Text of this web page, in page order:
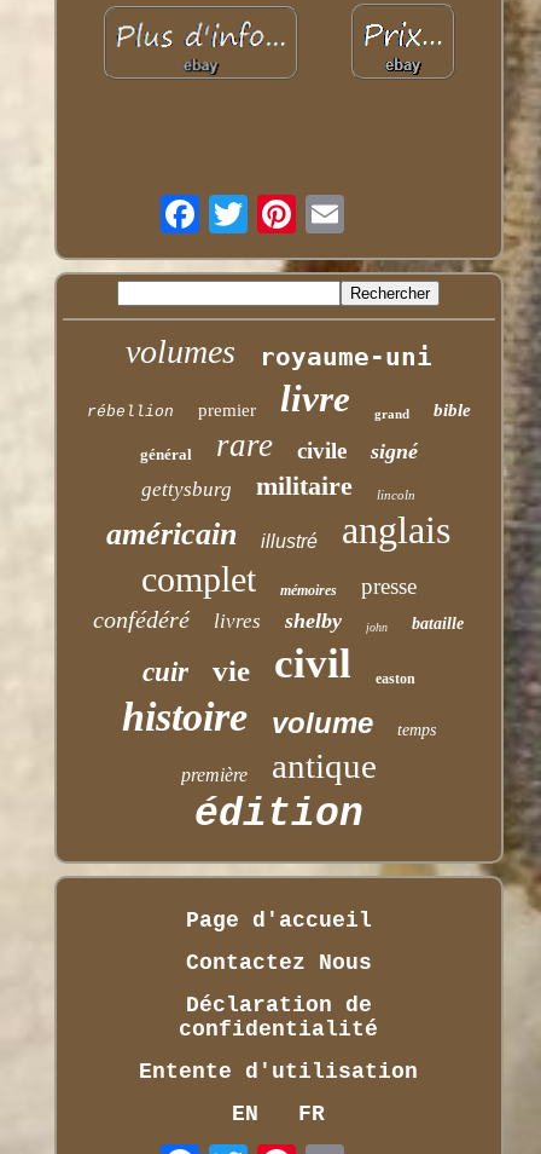
volumes royaume-uni
rébellion premier livre grand bible
général rare civile signé
gettysburg militaire lincoln
américain illustré anglais
complet mémoires presse
confédéré livres shelby john bataille
cuir vie civil easton
histoire volume temps
première antique
édition
Page d'accueil
Contactez Nous
Déclaration de
confidentialité
Entente d'utilisation
EN
FR